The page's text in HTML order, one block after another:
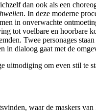
dan ook als een
. In deze moderne
in onverwachte
tot voelbare en hoorbare
Twee personages
in dialoog gaat met de
uitnodiging om even stil
waar de maskers